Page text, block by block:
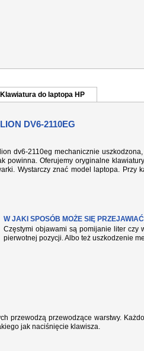
do laptopa HP
DV6-2110EG
dv6-2110eg mechanicznie
powinna. Oferujemy oryginalne
Wystarczy znać model laptopa.
W JAKI SPOSÓB MOŻE SIĘ
Częstymi objawami są pomijanie liter czy
pierwotnej pozycji. Albo też uszkodzenie
przewodzą przewodzące warstwy.
jak naciśnięcie klawisza.